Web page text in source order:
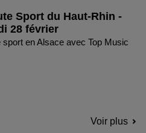
Sport du Haut-Rhin -
28 février
sport en Alsace avec Top Music
Voir plus